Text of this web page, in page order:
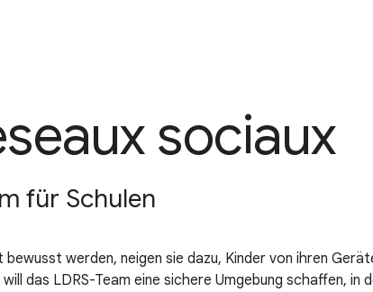
sociaux
für Schulen
werden, neigen sie dazu, Kinder von ihren
das LDRS-Team eine sichere Umgebung schaffen, in